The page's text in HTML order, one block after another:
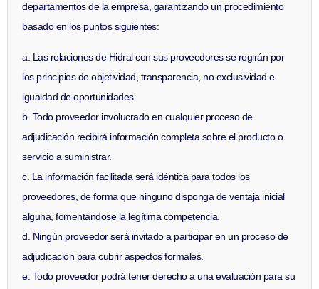
departamentos de la empresa, garantizando un procedimiento
basado en los puntos siguientes:
a. Las relaciones de Hidral con sus proveedores se regirán por
los principios de objetividad, transparencia, no exclusividad e
igualdad de oportunidades.
b. Todo proveedor involucrado en cualquier proceso de
adjudicación recibirá información completa sobre el producto o
servicio a suministrar.
c. La información facilitada será idéntica para todos los
proveedores, de forma que ninguno disponga de ventaja inicial
alguna, fomentándose la legítima competencia.
d. Ningún proveedor será invitado a participar en un proceso de
adjudicación para cubrir aspectos formales.
e. Todo proveedor podrá tener derecho a una evaluación para su